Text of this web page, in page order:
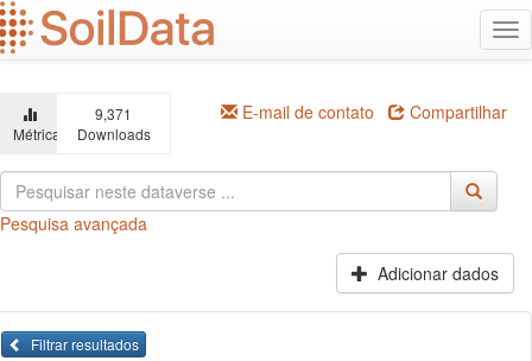
Ir
para
o
principal
Métricas
9,371
Downloads
E-mail de contato Compartilhar
Pesquisa avançada
Adicionar dados
Filtrar resultados